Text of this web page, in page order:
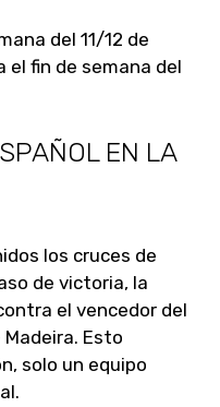
del 11/12 de
el fin de semana del
EN LA
los cruces de
de victoria, la
el vencedor del
Esto
solo un equipo